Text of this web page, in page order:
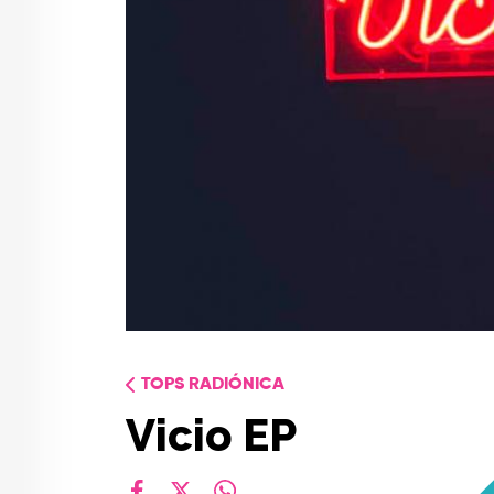
TOPS RADIÓNICA
Vicio EP